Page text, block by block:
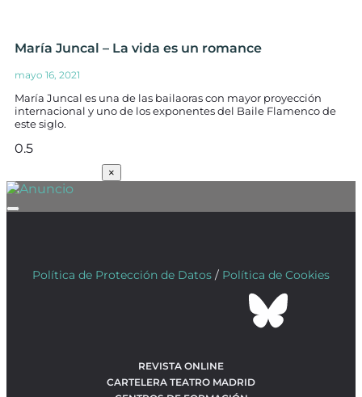
María Juncal – La vida es un romance
mayo 16, 2021
María Juncal es una de las bailaoras con mayor proyección
internacional y uno de los exponentes del Baile Flamenco de
este siglo.
×
Política de Protección de Datos / Política de Cookies
REVISTA ONLINE
CARTELERA TEATRO MADRID